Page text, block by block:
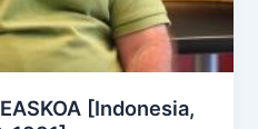
[Indonesia,